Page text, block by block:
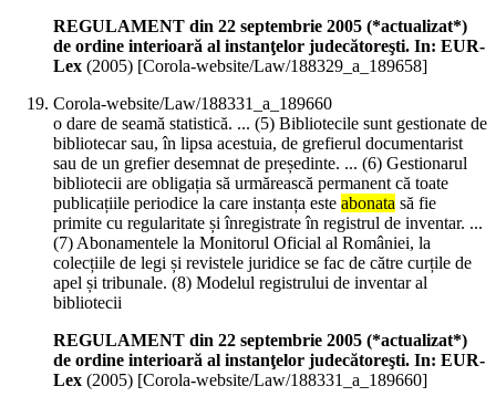
REGULAMENT din 22 septembrie 2005 (*actualizat*)
de ordine interioară al instanţelor judecătoreşti. In: EUR-
Lex (2005) [Corola-website/Law/188329_a_189658]
Corola-website/Law/188331_a_189660
o dare de seamă statistică. ... (5) Bibliotecile sunt gestionate de
bibliotecar sau, în lipsa acestuia, de grefierul documentarist
sau de un grefier desemnat de președinte. ... (6) Gestionarul
bibliotecii are obligația să urmărească permanent că toate
publicațiile periodice la care instanța este abonata să fie
primite cu regularitate și înregistrate în registrul de inventar. ...
(7) Abonamentele la Monitorul Oficial al României, la
colecțiile de legi și revistele juridice se fac de către curțile de
apel și tribunale. (8) Modelul registrului de inventar al
bibliotecii
REGULAMENT din 22 septembrie 2005 (*actualizat*)
de ordine interioară al instanţelor judecătoreşti. In: EUR-
Lex (2005) [Corola-website/Law/188331_a_189660]